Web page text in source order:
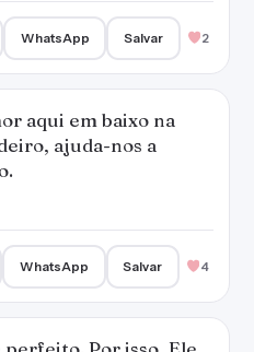
WhatsApp Salvar 2
aqui em baixo na
ajuda-nos a
WhatsApp Salvar 4